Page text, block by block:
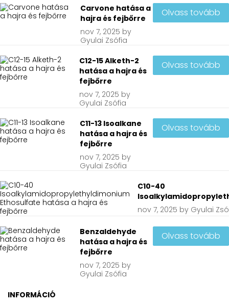
Carvone hatása a
hajra és fejbőrre
nov 7, 2025 by
Gyulai Zsófia
Olvass tovább
C12-15 Alketh-2
hatása a hajra és
fejbőrre
nov 7, 2025 by
Gyulai Zsófia
Olvass tovább
C11-13 Isoalkane
hatása a hajra és
fejbőrre
nov 7, 2025 by
Gyulai Zsófia
Olvass tovább
C10-40
nov 7, 2025 by Gyulai
Benzaldehyde
hatása a hajra és
fejbőrre
nov 7, 2025 by
Gyulai Zsófia
Olvass tovább
INFORMÁCIÓ